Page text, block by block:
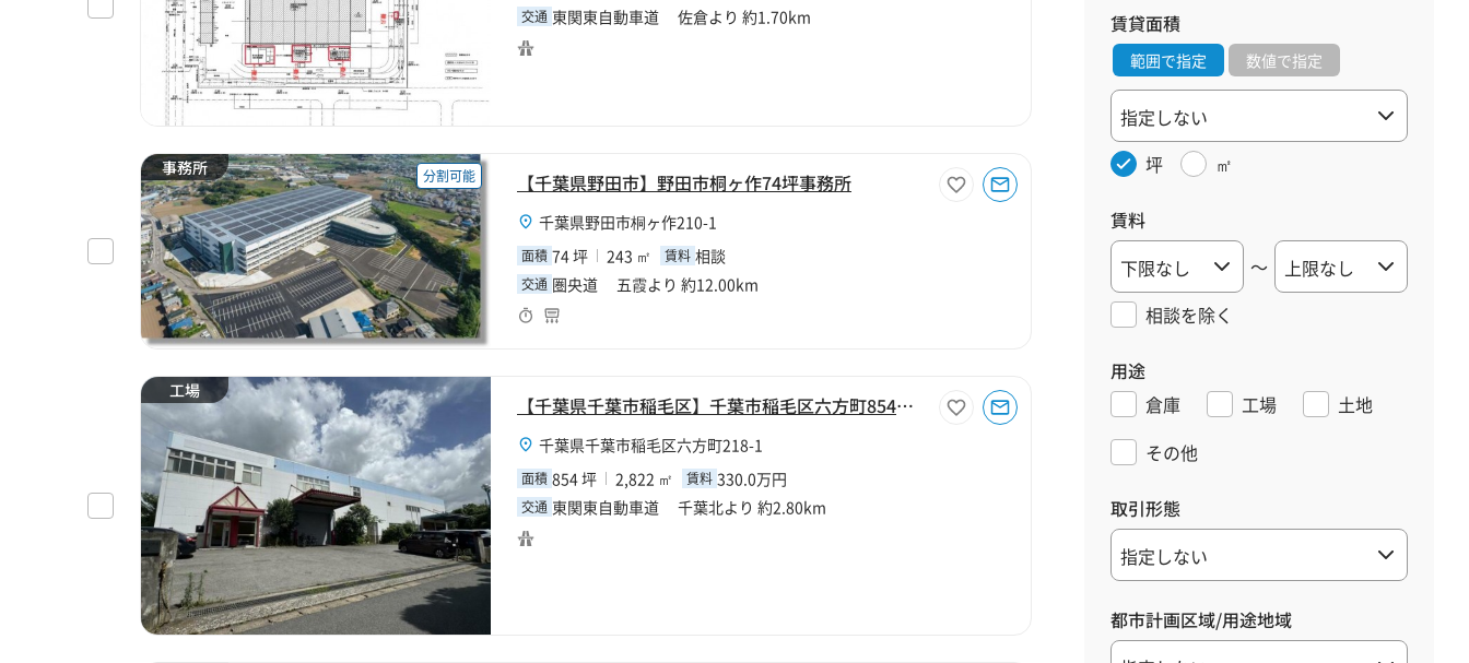
交通 東関東自動車道 佐倉より 約1.70km
事務所 分割可能 【千葉県野田市】野田市桐ヶ作74坪事務所
千葉県野田市桐ヶ作210-1
面積 74 坪 243 ㎡ 賃料 相談
交通 圏央道 五霞より 約12.00km
工場
【千葉県千葉市稲毛区】千葉市稲毛区六方町854坪工場
千葉県千葉市稲毛区六方町218-1
面積 854 坪 2,822 ㎡ 賃料 330.0万円
交通 東関東自動車道 千葉北より 約2.80km
賃貸面積
範囲で指定 数値で指定
坪 ㎡
賃料
～
相談を除く
用途
倉庫
工場
土地
その他
取引形態
都市計画区域/用途地域